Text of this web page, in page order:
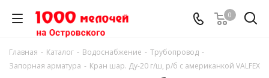
0
Главная - Каталог - Водоснабжение - Трубопровод -
Запорная арматура - Кран шар. Ду-20 г/ш, р/б с американкой VALFEX